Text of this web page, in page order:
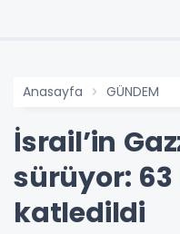
Anasayfa GÜNDEM
İsrail’in
sürüyor:
katledildi